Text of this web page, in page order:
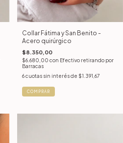
Collar Fátima y San Benito -
Acero quirúrgico
$8.350,00
$6.680,00 con Efectivo retirando por
Barracas
6 cuotas sin interés de $1.391,67
COMPRAR